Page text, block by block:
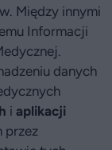
Między innymi
Informacji
danych
i aplikacji
przez